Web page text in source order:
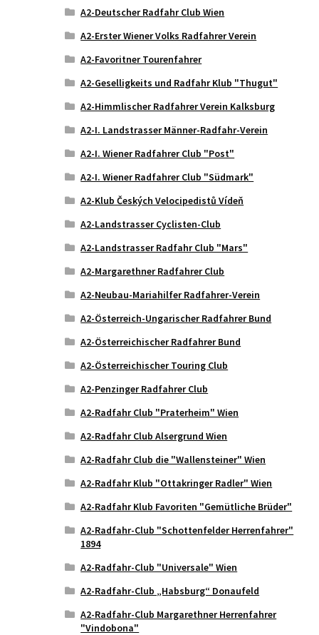
A2-Deutscher Radfahr Club Wien
A2-Erster Wiener Volks Radfahrer Verein
A2-Favoritner Tourenfahrer
A2-Geselligkeits und Radfahr Klub "Thugut"
A2-Himmlischer Radfahrer Verein Kalksburg
A2-I. Landstrasser Männer-Radfahr-Verein
A2-I. Wiener Radfahrer Club "Post"
A2-I. Wiener Radfahrer Club "Südmark"
A2-Klub Českých Velocipedistů Vídeň
A2-Landstrasser Cyclisten-Club
A2-Landstrasser Radfahr Club "Mars"
A2-Margarethner Radfahrer Club
A2-Neubau-Mariahilfer Radfahrer-Verein
A2-Österreich-Ungarischer Radfahrer Bund
A2-Österreichischer Radfahrer Bund
A2-Österreichischer Touring Club
A2-Penzinger Radfahrer Club
A2-Radfahr Club "Praterheim" Wien
A2-Radfahr Club Alsergrund Wien
A2-Radfahr Club die "Wallensteiner" Wien
A2-Radfahr Klub "Ottakringer Radler" Wien
A2-Radfahr Klub Favoriten "Gemütliche Brüder"
A2-Radfahr-Club "Schottenfelder Herrenfahrer"
1894
A2-Radfahr-Club "Universale" Wien
A2-Radfahr-Club „Habsburg“ Donaufeld
A2-Radfahr-Club Margarethner Herrenfahrer
"Vindobona"